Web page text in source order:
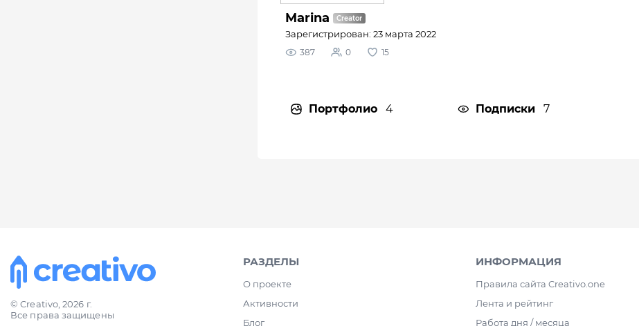
Marina
Зарегистрирован: 23 марта 2022
387 0 15
Портфолио 4 Подписки 7
© Creativo, 2026 г.
Все права защищены
РАЗДЕЛЫ
О проекте
Активности
Блог
ИНФОРМАЦИЯ
Правила сайта Creativo.one
Лента и рейтинг
Работа дня / месяца